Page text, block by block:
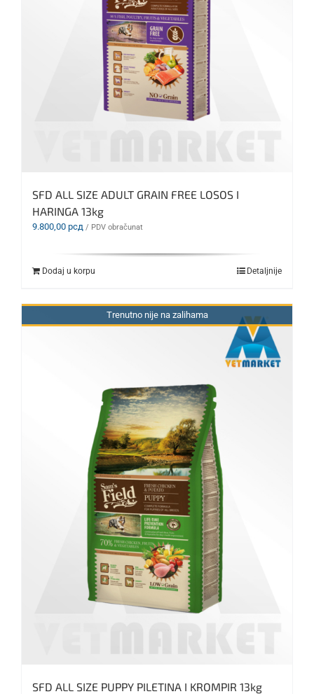
SFD ALL SIZE ADULT GRAIN FREE LOSOS I
HARINGA 13kg
9.800,00 рсд / PDV obračunat
Dodaj u korpu Detaljnije
Trenutno nije na zalihama
SFD ALL SIZE PUPPY PILETINA I KROMPIR 13kg